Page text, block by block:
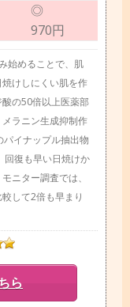
◎
970円
始めることで、肌
けしにくい肌を作
の50倍以上医薬部
ラニン生成抑制作
イナップル抽出物
回復も早い日焼けか
ニター調査では、
して2倍も早まり
ら